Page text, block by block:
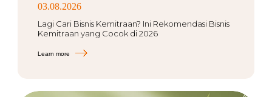
03.08.2026
Lagi Cari Bisnis Kemitraan? Ini Rekomendasi Bisnis
Kemitraan yang Cocok di 2026
Learn more